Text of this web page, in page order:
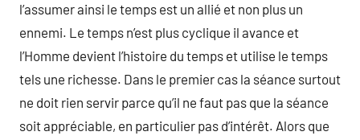
l’assumer ainsi le temps est un allié et non plus un
ennemi. Le temps n’est plus cyclique il avance et
l’Homme devient l’histoire du temps et utilise le temps
tels une richesse. Dans le premier cas la séance surtout
ne doit rien servir parce qu’il ne faut pas que la séance
soit appréciable, en particulier pas d’intérêt. Alors que